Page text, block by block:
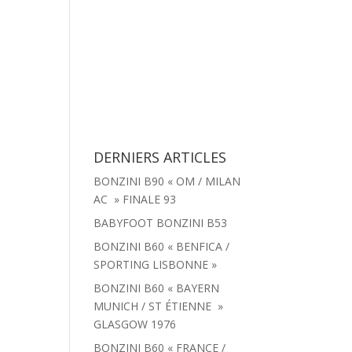
DERNIERS ARTICLES
BONZINI B90 « OM / MILAN
AC » FINALE 93
BABYFOOT BONZINI B53
BONZINI B60 « BENFICA /
SPORTING LISBONNE »
BONZINI B60 « BAYERN
MUNICH / ST ÉTIENNE »
GLASGOW 1976
BONZINI B60 « FRANCE /